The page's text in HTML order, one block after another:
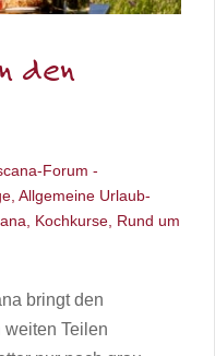
den
Forum -
, Allgemeine Urlaub-
, Kochkurse, Rund um
bringt den
Teilen